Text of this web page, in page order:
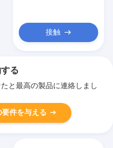
接触
る
と最高の製品に連絡しまし
件を与える